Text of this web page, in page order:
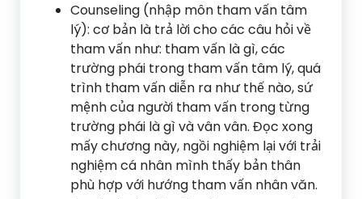
Counseling (nhập môn tham vấn tâm
lý): cơ bản là trả lời cho các câu hỏi về
tham vấn như: tham vấn là gì, các
trường phái trong tham vấn tâm lý, quá
trình tham vấn diễn ra như thế nào, sứ
mệnh của người tham vấn trong từng
trường phái là gì và vân vân. Đọc xong
mấy chương này, ngồi nghiệm lại với trải
nghiệm cá nhân mình thấy bản thân
phù hợp với hướng tham vấn nhân văn.